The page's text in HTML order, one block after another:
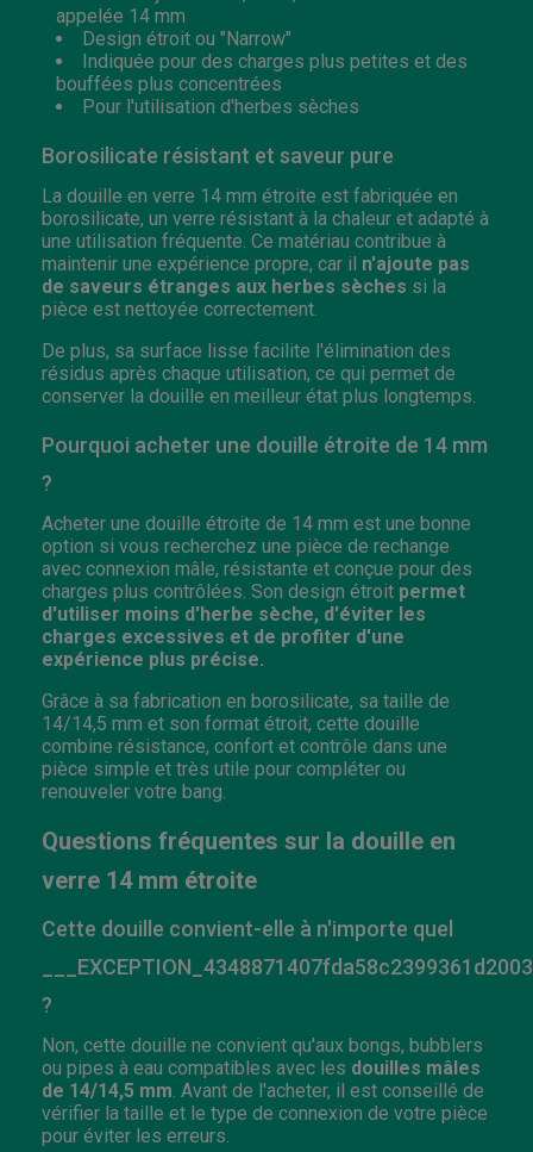
appelée 14 mm
Design étroit ou "Narrow"
Indiquée pour des charges plus petites et des
bouffées plus concentrées
Pour l'utilisation d'herbes sèches
Borosilicate résistant et saveur pure
La douille en verre 14 mm étroite est fabriquée en
borosilicate, un verre résistant à la chaleur et adapté à
une utilisation fréquente. Ce matériau contribue à
maintenir une expérience propre, car il n'ajoute pas
de saveurs étranges aux herbes sèches si la
pièce est nettoyée correctement.
De plus, sa surface lisse facilite l'élimination des
résidus après chaque utilisation, ce qui permet de
conserver la douille en meilleur état plus longtemps.
Pourquoi acheter une douille étroite de 14 mm
?
Acheter une douille étroite de 14 mm est une bonne
option si vous recherchez une pièce de rechange
avec connexion mâle, résistante et conçue pour des
charges plus contrôlées. Son design étroit permet
d'utiliser moins d'herbe sèche, d'éviter les
charges excessives et de profiter d'une
expérience plus précise.
Grâce à sa fabrication en borosilicate, sa taille de
14/14,5 mm et son format étroit, cette douille
combine résistance, confort et contrôle dans une
pièce simple et très utile pour compléter ou
renouveler votre bang.
Questions fréquentes sur la douille en
verre 14 mm étroite
Cette douille convient-elle à n'importe quel
?
Non, cette douille ne convient qu'aux bongs, bubblers
ou pipes à eau compatibles avec les douilles mâles
de 14/14,5 mm . Avant de l'acheter, il est conseillé de
vérifier la taille et le type de connexion de votre pièce
pour éviter les erreurs.